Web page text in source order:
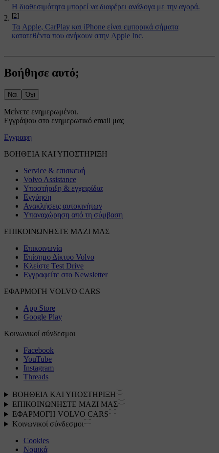
Η διαθεσιμότητα μπορεί να διαφέρει ανάλογα με την αγορά.
[2]
Τα Apple, CarPlay και iPhone είναι εμπορικά σήματα
κατατεθέντα που ανήκουν στην Apple Inc.
Βοήθησε αυτό;
Ναι Όχι